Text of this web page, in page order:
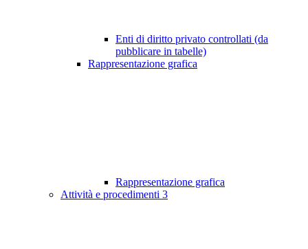
Enti di diritto privato controllati (da
pubblicare in tabelle)
Rappresentazione grafica
Rappresentazione grafica
Attività e procedimenti 3